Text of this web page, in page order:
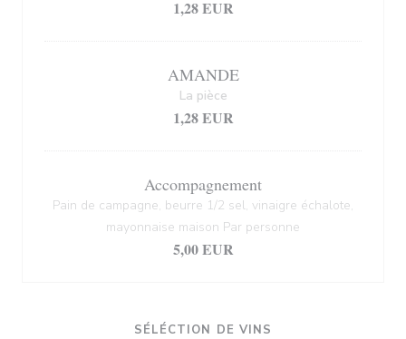
1,28 EUR
AMANDE
1,28 EUR
La pièce
Accompagnement
Pain de campagne, beurre 1/2 sel, vinaigre échalote,
mayonnaise maison Par personne
5,00 EUR
SÉLÉCTION DE VINS